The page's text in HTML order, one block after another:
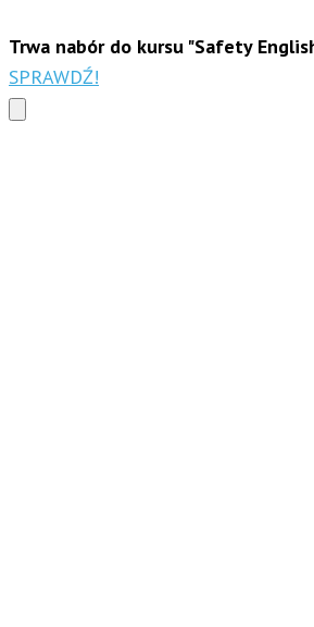
Trwa nabór do kursu "Safety
SPRAWDŹ!